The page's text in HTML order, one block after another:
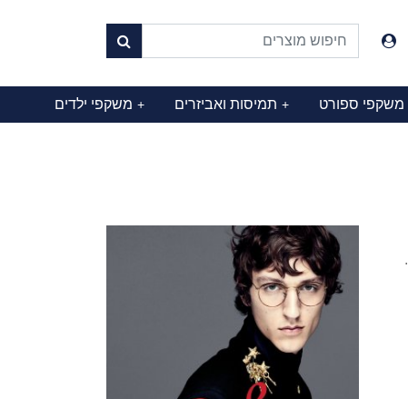
משקפי ספורט תמיסות ואביזרים + משקפי ילדים +